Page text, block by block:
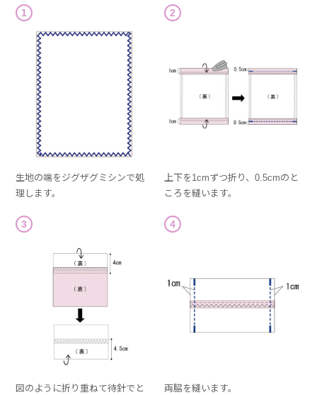
1
生地の端をジグザグミシンで処
理します。
2
上下を1cmずつ折り、0.5cmのと
ころを縫います。
3
図のように折り重ねて待針でと
4
両脇を縫います。